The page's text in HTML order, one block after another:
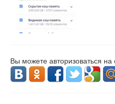
Вы можете авторизоваться